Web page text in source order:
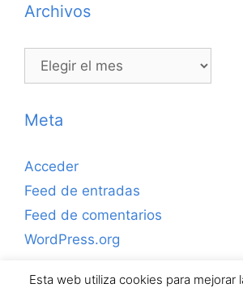
Archivos
Archivos
Meta
Acceder
Feed de entradas
Feed de comentarios
WordPress.org
Esta web utiliza cookies para mejorar